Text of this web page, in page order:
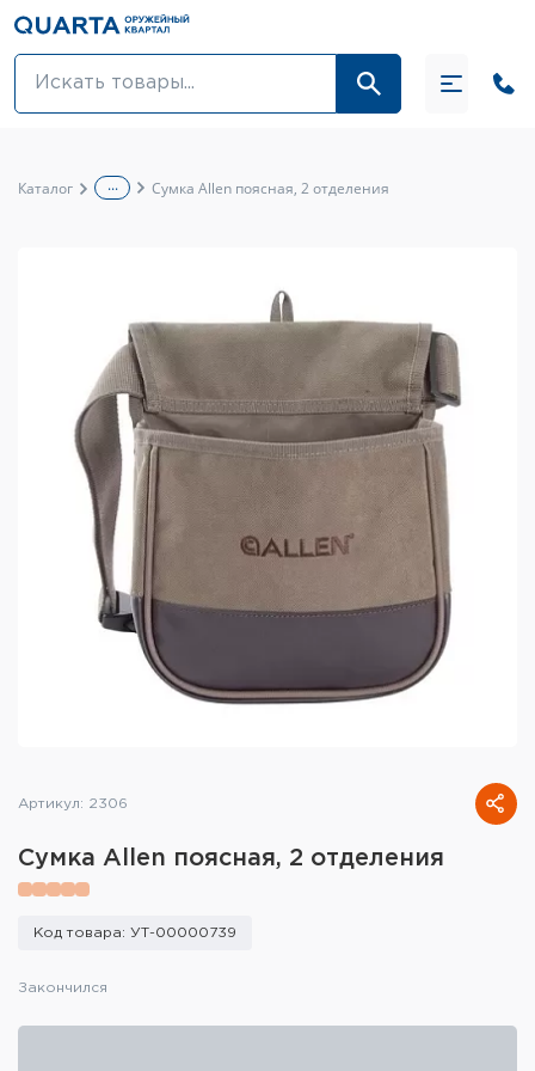
Оптовикам
Одежда
Средства для ухода за оружием
Тюнинг оружия и ЗИП
Обувь
Тактическое снаряжение
Высокоточная стрельба
Спортивная стрельба
Кобуры и системы ношения
Кейсы и ящики для патронов и
Каталог ... Сумка Allen поясная, 2 отделения
Артикул: 2306
Сумка Allen поясная, 2 отделения
Код товара: УТ-00000739
Закончился